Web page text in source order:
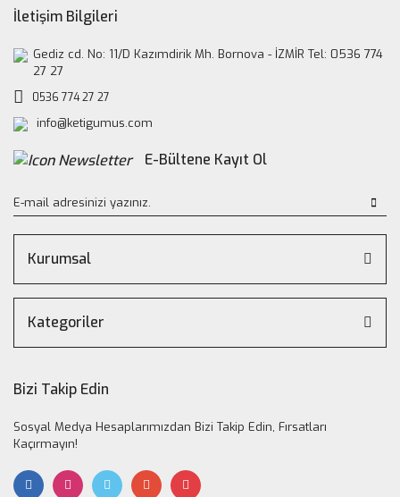
İletişim Bilgileri
Gediz cd. No: 11/D Kazımdirik Mh. Bornova - İZMİR Tel: 0536 774
27 27
0536 774 27 27
info@ketigumus.com
E-Bültene Kayıt Ol
Kurumsal
Kategoriler
Bizi Takip Edin
Sosyal Medya Hesaplarımızdan Bizi Takip Edin, Fırsatları
Kaçırmayın!